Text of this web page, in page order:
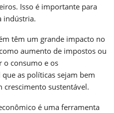
Isso é importante para
indústria.
têm um grande impacto no
aumento de impostos ou
o consumo e os
as políticas sejam bem
crescimento sustentável.
é uma ferramenta